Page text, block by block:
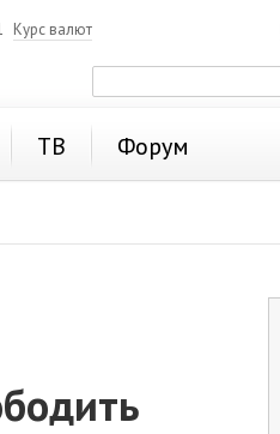
Курс валют
ТВ Форум